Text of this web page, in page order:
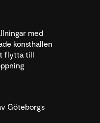
med
konsthallen
flytta till
Göteborgs